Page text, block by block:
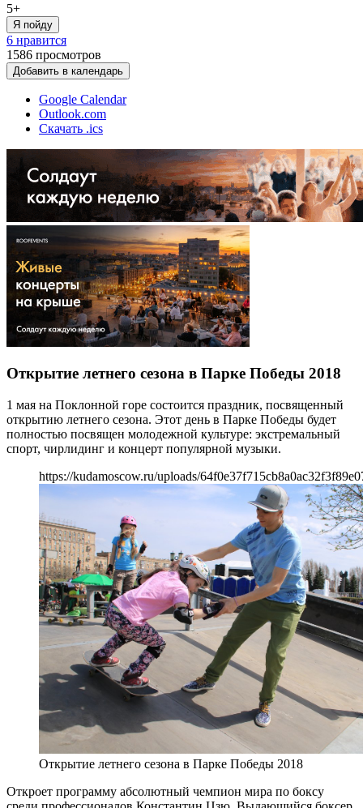
5+
Я пойду
6 нравится
1586 просмотров
Добавить в календарь
Google Calendar
Outlook.com
Скачать .ics
Открытие летнего сезона в Парке Победы 2018
1 мая на Поклонной горе состоится праздник, посвященный
открытию летнего сезона. Этот день в Парке Победы будет
полностью посвящен молодежной культуре: экстремальный
спорт, чирлидинг и концерт популярной музыки.
https://kudamoscow.ru/uploads/
Открытие летнего сезона в Парке Победы 2018
Откроет программу абсолютный чемпион мира по боксу